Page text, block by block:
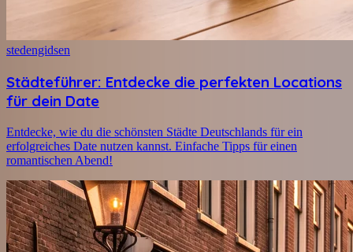
stedengidsen
Städteführer: Entdecke die perfekten Locations
für dein Date
Entdecke, wie du die schönsten Städte Deutschlands für ein
erfolgreiches Date nutzen kannst. Einfache Tipps für einen
romantischen Abend!